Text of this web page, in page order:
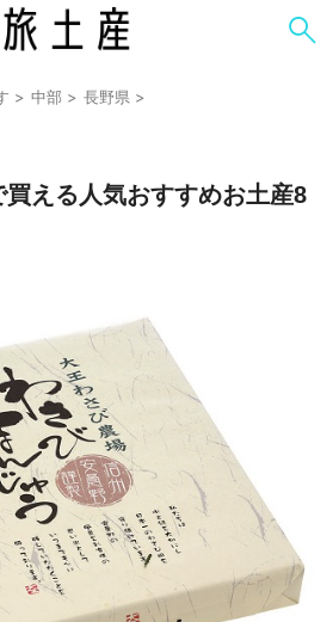
> 中部 > 長野県 >
える人気おすすめお土産8